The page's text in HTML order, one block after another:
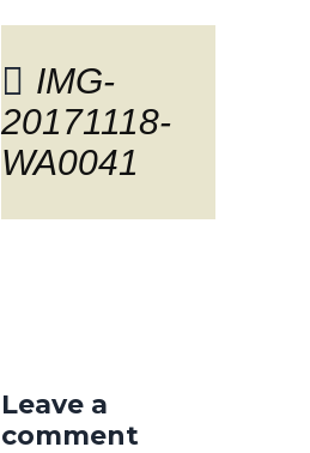
IMG-
20171118-
WA0041
Leave a
comment